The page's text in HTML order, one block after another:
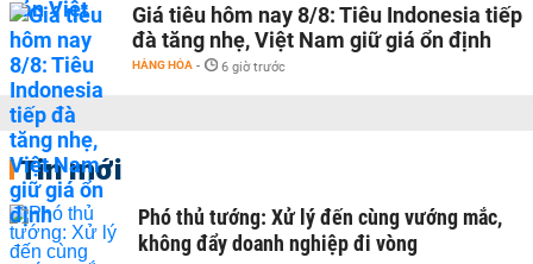
Giá tiêu hôm nay 8/8: Tiêu Indonesia tiếp
đà tăng nhẹ, Việt Nam giữ giá ổn định
HÀNG HÓA - 6 giờ trước
Tin mới
Phó thủ tướng: Xử lý đến cùng vướng mắc,
không đẩy doanh nghiệp đi vòng